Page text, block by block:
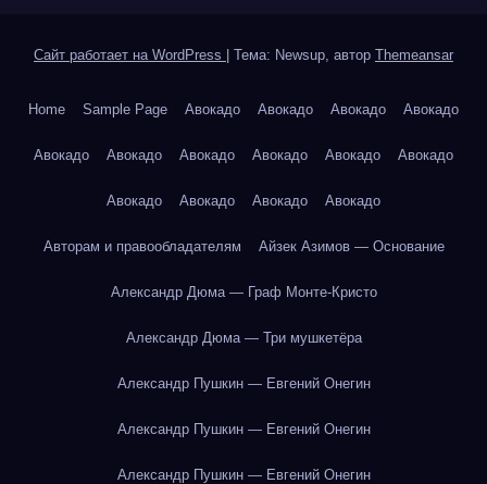
Сайт работает на WordPress Тема: Newsup, автор Themeansar
Home Sample Page Авокадо Авокадо Авокадо Авокадо
Авокадо Авокадо Авокадо Авокадо Авокадо Авокадо
Авокадо Авокадо Авокадо Авокадо
Авторам и правообладателям Айзек Азимов — Основание
Александр Дюма — Граф Монте-Кристо
Александр Дюма — Три мушкетёра
Александр Пушкин — Евгений Онегин
Александр Пушкин — Евгений Онегин
Александр Пушкин — Евгений Онегин